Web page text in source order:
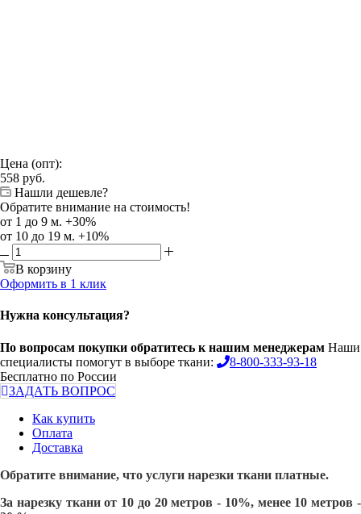
Цена (опт):
558 руб.
Нашли дешевле?
Обратите внимание на стоимость!
от 1 до 9 м. +30%
от 10 до 19 м. +10%
В корзину
Оформить в 1 клик
Нужна консультация?
По вопросам покупки обратитесь к нашим менеджерам Наши
специалисты помогут в выборе ткани:
8-800-333-93-18
Бесплатно по России
ЗАДАТЬ ВОПРОС
Как купить
Оплата
Доставка
Обратите внимание, что услуги нарезки ткани платные.
За нарезку ткани от 10 до 20 метров - 10%, менее 10 метров -